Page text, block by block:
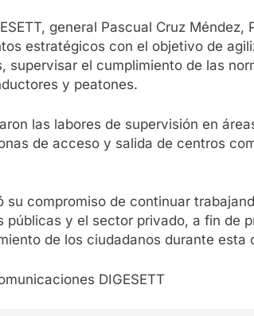
general Pascual Cruz
estratégicos con el objetivo de
supervisar el cumplimiento de las
y peatones.
las labores de supervisión en
de acceso y salida de centros
su compromiso de continuar
públicas y el sector privado, a fin de
de los ciudadanos durante esta
DIGESETT